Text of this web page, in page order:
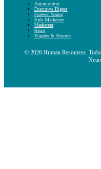
Automonitor
Executive Digest
Forever Young
Kids Marketeer
Marketeer
Risco
Viagens & Resorts
© 2026 Human Resources.